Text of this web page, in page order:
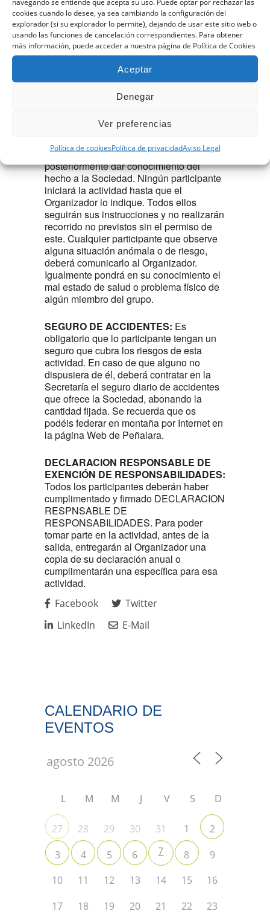
cookies cuando lo desee, ya sea cambiando la configuración del
explorador (si su explorador lo permite), dejando de usar este sitio web o
usando las funciones de cancelación correspondientes. Para obtener
más información, puede acceder a nuestra página de Política de Cookies
Aceptar
Denegar
Ver preferencias
Política de cookiesPolítica de privacidadAviso Legal
AVISO:SE ACONSEJA SALIR PRONTO
DE MADRID POR ATASCOS DEL
TRAFICO, ADELANTAR 30 MINUTOS LA
SALIDA COMPENSA.
TIPO DE ACTIVIDAD:Fija y única.
Todos los participantes formarán un grupo
único coordinado por el Organizador de la
actividad y se comprometen a seguir sus
instrucciones. Ante el incumplimiento de
algún participante, el Organizador podrá
excluirle de grupo y del apoyo de éste y
posteriormente dar conocimiento del
hecho a la Sociedad. Ningún participante
iniciará la actividad hasta que el
Organizador lo indique. Todos ellos
seguirán sus instrucciones y no realizarán
recorrido no previstos sin el permiso de
este. Cualquier participante que observe
alguna situación anómala o de riesgo,
deberá comunicarlo al Organizador.
Igualmente pondrá en su conocimiento el
mal estado de salud o problema físico de
algún miembro del grupo.
SEGURO DE ACCIDENTES: Es
obligatorio que lo participante tengan un
seguro que cubra los riesgos de esta
actividad. En caso de que alguno no
dispusiera de él, deberá contratar en la
Secretaría el seguro diario de accidentes
que ofrece la Sociedad, abonando la
cantidad fijada. Se recuerda que os
podéis federar en montaña por Internet en
la página Web de Peñalara.
DECLARACION RESPONSABLE DE
EXENCIÓN DE RESPONSABILIDADES:
Todos los participantes deberán haber
cumplimentado y firmado DECLARACION
RESPNSABLE DE
RESPONSABILIDADES. Para poder
tomar parte en la actividad, antes de la
salida, entregarán al Organizador una
copia de su declaración anual o
cumplimentarán una específica para esa
actividad.
Facebook
Twitter
LinkedIn
E-Mail
CALENDARIO DE
EVENTOS
L M M J V S D
27 28 29 30 31 1
2
3
4 5 6 7 8
9
10
11 12 13 14 15
16
17
18 19 20 21 22
23